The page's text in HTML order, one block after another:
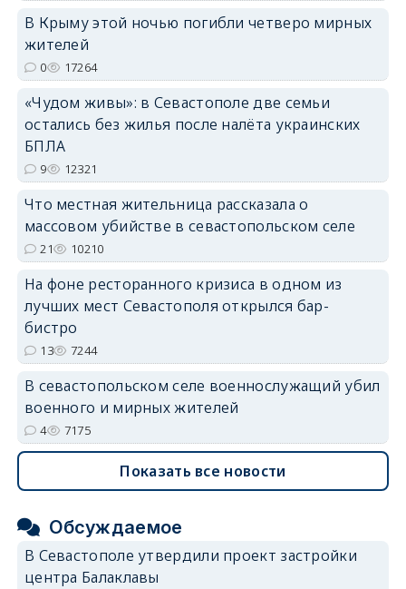
erid: 2SDnjdPjgYS
erid: 2SDnjdvhGXG
В Крыму этой ночью погибли четверо мирных
жителей
0 17264
«Чудом живы»: в Севастополе две семьи
остались без жилья после налёта украинских
БПЛА
9 12321
Что местная жительница рассказала о
массовом убийстве в севастопольском селе
21 10210
На фоне ресторанного кризиса в одном из
лучших мест Севастополя открылся бар-
бистро
13 7244
В севастопольском селе военнослужащий убил
военного и мирных жителей
4 7175
Показать все новости
Обсуждаемое
В Севастополе утвердили проект застройки
центра Балаклавы